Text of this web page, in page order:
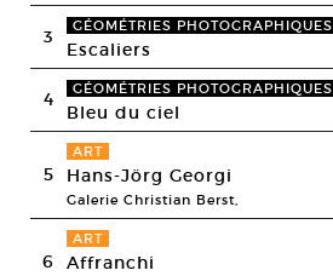
3 GÉOMÉTRIES PHOTOGRAPHIQUES
Escaliers
4 GÉOMÉTRIES PHOTOGRAPHIQUES
Bleu du ciel
5
ART
Hans-Jörg Georgi
Galerie Christian Berst,
6
ART
Affranchi